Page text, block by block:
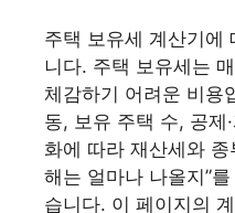
주택 보유세 계산기에
니다. 주택 보유세는
체감하기 어려운 비용
동, 보유 주택 수, 공제
화에 따라 재산세와
해는 얼마나 나올지”
습니다. 이 페이지의